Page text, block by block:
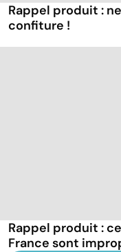
Rappel produit :
confiture !
Rappel produit :
France sont